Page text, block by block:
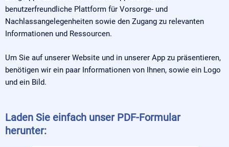
benutzerfreundliche Plattform für Vorsorge- und
Nachlassangelegenheiten sowie den Zugang zu relevanten
Informationen und Ressourcen.
Um Sie auf unserer Website und in unserer App zu präsentieren,
benötigen wir ein paar Informationen von Ihnen, sowie ein Logo
und ein Bild.
Laden Sie einfach unser PDF-Formular
herunter: